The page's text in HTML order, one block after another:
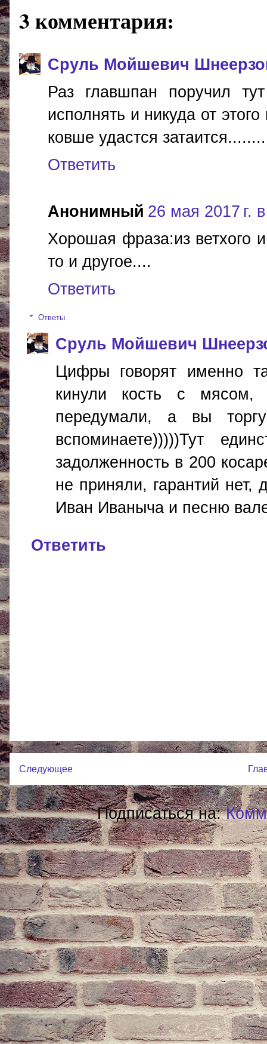
3 комментария:
Сруль Мойшевич
Раз главшпан поручил
исполнять и никуда от
ковше удастся
Ответить
Анонимный 26 мая 2017 г.
Хорошая фраза:из ветхого
то и другое....
Ответить
Ответы
Сруль Мойшевич
Цифры говорят именно
кинули кость с
передумали, а вы
вспоминаете)))))Тут
задолженность в 200
не приняли, гарантий нет,
Иван Иваныча и песню
Ответить
Следующее
Подписаться на: